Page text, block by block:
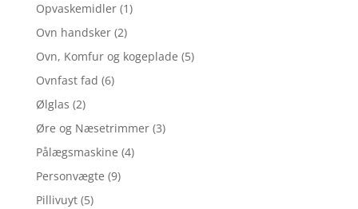
Opvaskemidler (1)
Ovn handsker (2)
Ovn, Komfur og kogeplade (5)
Ovnfast fad (6)
Ølglas (2)
Øre og Næsetrimmer (3)
Pålægsmaskine (4)
Personvægte (9)
Pillivuyt (5)